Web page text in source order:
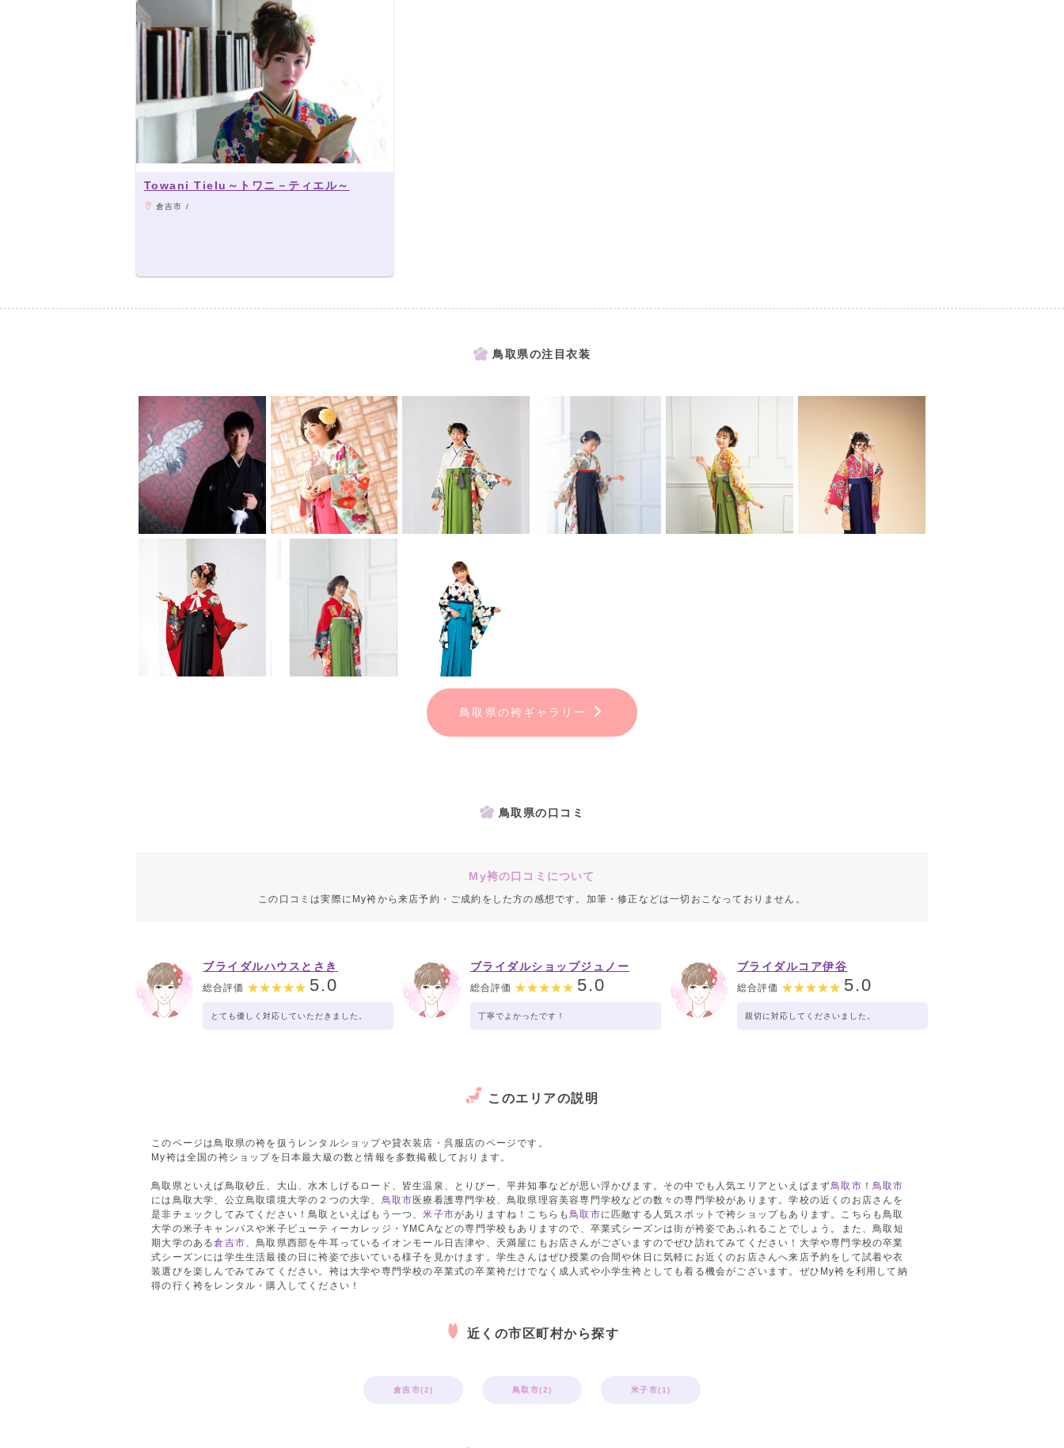
Towani Tielu～トワニ－ティエル～
倉吉市 /
鳥取県の注目衣装
鳥取県の袴ギャラリー
鳥取県の口コミ
My袴の口コミについて
この口コミは実際にMy袴から来店予約・ご成約をした方の感想です。加筆・修正などは一切おこなっておりません。
ブライダルハウスとさき
総合評価 5.0
とても優しく対応していただきました。
ブライダルショップジュノー
総合評価 5.0
丁寧でよかったです！
ブライダルコア伊谷
総合評価 5.0
親切に対応してくださいました。
このエリアの説明
このページは鳥取県の袴を扱うレンタルショップや貸衣装店・呉服店のページです。
My袴は全国の袴ショップを日本最大級の数と情報を多数掲載しております。
鳥取県といえば鳥取砂丘、大山、水木しげるロード、皆生温泉、とりぴー、平井知事などが思い浮かびます。その中でも人気エリアといえばまず鳥取市 ！ 鳥取市
には鳥取大学、公立鳥取環境大学の２つの大学、 鳥取市 医療看護専門学校、鳥取県理容美容専門学校などの数々の専門学校があります。学校の近くのお店さんを
是非チェックしてみてください！鳥取といえばもう一つ、米子市がありますね！こちらも鳥取市に匹敵する人気スポットで袴ショップもあります。こちらも鳥取
大学の米子キャンパスや米子ビューティーカレッジ・YMCAなどの専門学校もありますので、卒業式シーズンは街が袴姿であふれることでしょう。また、鳥取短
期大学のある倉吉市、鳥取県西部を牛耳っているイオンモール日吉津や、天満屋にもお店さんがございますのでぜひ訪れてみてください！大学や専門学校の卒業
式シーズンには学生生活最後の日に袴姿で歩いている様子を見かけます。学生さんはぜひ授業の合間や休日に気軽にお近くのお店さんへ来店予約をして試着や衣
装選びを楽しんでみてみてください。袴は大学や専門学校の卒業式の卒業袴だけでなく成人式や小学生袴としても着る機会がございます。ぜひMy袴を利用して納
得の行く袴をレンタル・購入してください！
近くの市区町村から探す
倉吉市(2) 鳥取市(2) 米子市(1)